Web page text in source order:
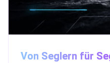
Von Seglern für